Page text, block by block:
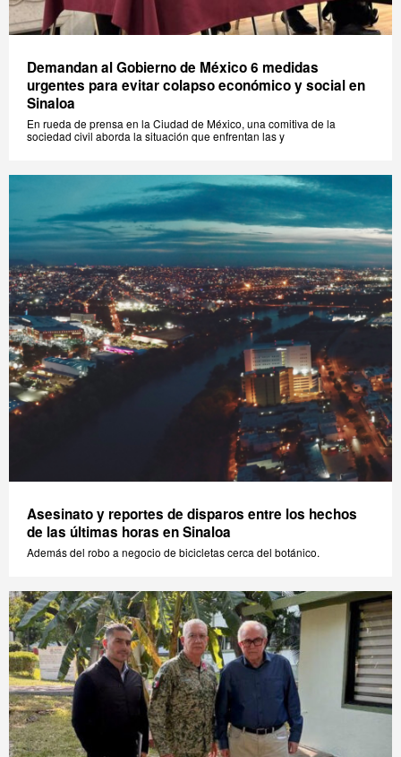
Demandan al Gobierno de México 6 medidas
urgentes para evitar colapso económico y social en
Sinaloa
En rueda de prensa en la Ciudad de México, una comitiva de la
sociedad civil aborda la situación que enfrentan las y
Asesinato y reportes de disparos entre los hechos
de las últimas horas en Sinaloa
Además del robo a negocio de bicicletas cerca del botánico.